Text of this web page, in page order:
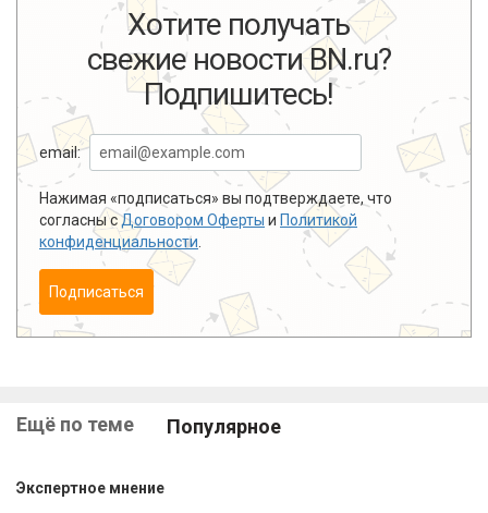
Хотите получать
свежие новости BN.ru?
Подпишитесь!
email:
Нажимая «подписаться» вы подтверждаете, что
согласны сДоговором Оферты и Политикой
конфиденциальности
Подписаться
Ещё по теме Популярное
Экспертное мнение